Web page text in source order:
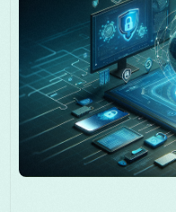
Nederlands